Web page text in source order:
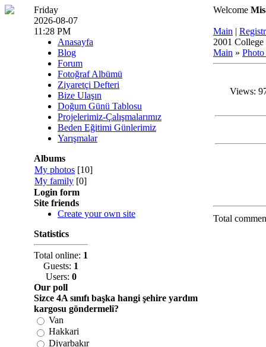
Friday
2026-08-07
11:28 PM
Anasayfa
Blog
Forum
Fotoğraf Albümü
Ziyaretçi Defteri
Bize Ulaşın
Doğum Günü Tablosu
Projelerimiz-Çalışmalarımız
Beden Eğitimi Günlerimiz
Yarışmalar
Albums
My photos [10]
My family [0]
Login form
Site friends
Create your own site
Statistics
Total online: 1
Guests: 1
Users: 0
Our poll
Sizce 4A sınıfı başka hangi şehire yardım
kargosu göndermeli?
Van
Hakkari
Diyarbakır
Welcome
Main |
2001 College
Main »
Views:
Total